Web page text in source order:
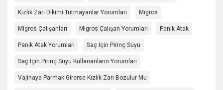
Kızlık Zarı Dikimi Tutmayanlar Yorumları Migros
Migros Çalışanları Migros Çalışan Yorumları Panik Atak
Panik Atak Yorumları Saç Için Pirinç Suyu
Saç Için Pirinç Suyu Kullananların Yorumları
Vajinaya Parmak Girerse Kızlık Zarı Bozulur Mu